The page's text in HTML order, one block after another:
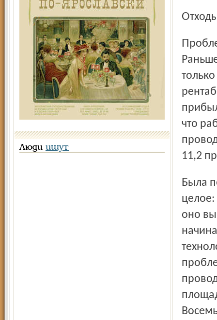
Люди ищут
Проблема создания единого полигона стояла давно.
что
11,2
Была поставлена задача собрать все предприятия в одно
оно